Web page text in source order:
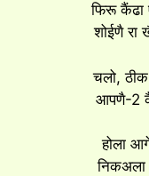
फिरू कैंढा एै
शोईणै रा
चलो, ठीक
आपणै-2
होला
निकअला